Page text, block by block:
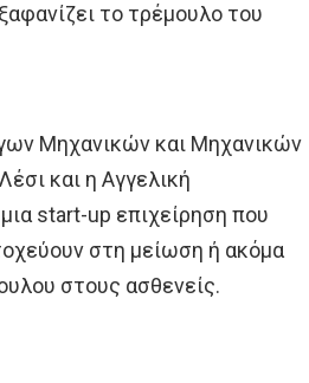
το τρέμουλο του
Μηχανικών και Μηχανικών
και η Αγγελική
start-up επιχείρηση που
στη μείωση ή ακόμα
στους ασθενείς.